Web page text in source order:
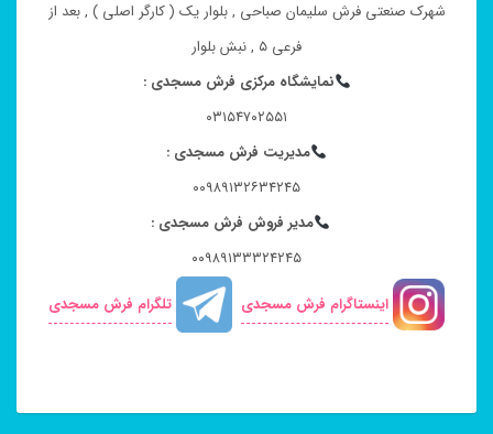
شهرک صنعتی فرش سلیمان صباحی , بلوار یک ( کارگر اصلی ) , بعد از
فرعی ۵ , نبش بلوار
نمایشگاه مرکزی فرش مسجدی :
۰۳۱۵۴۷۰۲۵۵۱
مدیریت فرش مسجدی :
۰۰۹۸۹۱۳۲۶۳۴۲۴۵
مدیر فروش فرش مسجدی :
۰۰۹۸۹۱۳۳۳۲۴۲۴۵
اینستاگرام فرش مسجدی
تلگرام فرش مسجدی